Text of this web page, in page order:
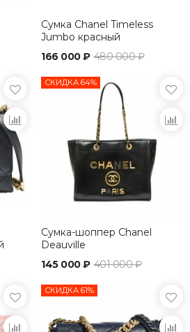
Сумка Chanel Timeless
Jumbo красный
166 000 ₽ 480 000 ₽
СКИДКА 64%
Сумка-шоппер Chanel
Deauville
145 000 ₽ 401 000 ₽
СКИДКА 61%